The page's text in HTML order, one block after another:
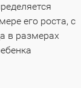
его роста, с
в размерах